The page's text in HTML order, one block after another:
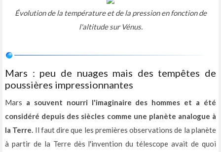
Évolution de la température et de la pression en fonction de
l'altitude sur Vénus.
Mars : peu de nuages mais des tempêtes de
poussières impressionnantes
Mars a souvent nourri l'imaginaire des hommes et a été
considéré depuis des siècles comme une planète analogue à
la Terre. Il faut dire que les premières observations de la planète
à partir de la Terre dès l'invention du télescope avait de quoi